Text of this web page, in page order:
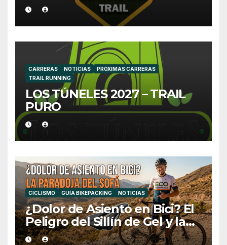
CARRERAS NOTICIAS
PRÓXIMAS CARRERAS
TRAIL RUNNING
LOS TÚNELES 2027 – TRAIL
PURO
CICLISMO GUÍA BIKEPACKING NOTICIAS
¿Dolor de Asiento en Bici? El
Peligro del Sillín de Gel y la
Medida Ideal